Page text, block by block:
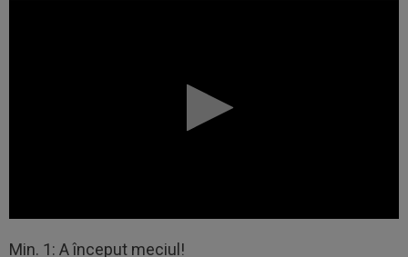
Min. 1: A început meciul!